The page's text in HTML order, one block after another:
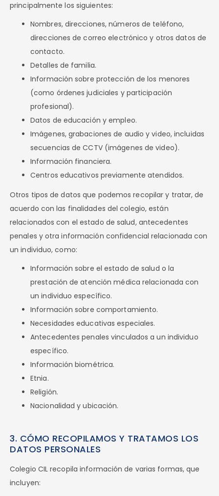
principalmente los siguientes:
Nombres, direcciones, números de teléfono,
direcciones de correo electrónico y otros datos de
contacto.
Detalles de familia.
Información sobre protección de los menores
(como órdenes judiciales y participación
profesional).
Datos de educación y empleo.
Imágenes, grabaciones de audio y video, incluidas
secuencias de CCTV (imágenes de video).
Información financiera.
Centros educativos previamente atendidos.
Otros tipos de datos que podemos recopilar y tratar, de
acuerdo con las finalidades del colegio, están
relacionados con el estado de salud, antecedentes
penales y otra información confidencial relacionada con
un individuo, como:
Información sobre el estado de salud o la
prestación de atención médica relacionada con
un individuo específico.
Información sobre comportamiento.
Necesidades educativas especiales.
Antecedentes penales vinculados a un individuo
específico.
Información biométrica.
Etnia.
Religión.
Nacionalidad y ubicación.
3. CÓMO RECOPILAMOS Y TRATAMOS LOS
DATOS PERSONALES
Colegio CIL recopila información de varias formas, que
incluyen: